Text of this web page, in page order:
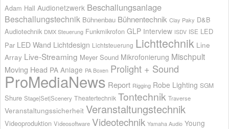
Adam Hall Audionetzwerk Beschallungsanlage
Beschallungstechnik Bühnenbau Bühnentechnik Clay Paky D&B
Audiotechnik DMX Steuerung Funkmikrofon GLP Interview ISDV ISE LED
Par LED Wand Lichtdesign Lichtsteuerung Lichttechnik Line
Array Live-Streaming Meyer Sound Mikrofonierung Mischpult
Moving Head PA Anlage PA Boxen Prolight + Sound
ProMediaNews Report Rigging Robe Lighting SGM
Shure Stage|Set|Scenery Theatertechnik Tontechnik Traverse
Veranstaltungssicherheit Veranstaltungstechnik
Videoproduktion Videosoftware Videotechnik Yamaha Audio Young